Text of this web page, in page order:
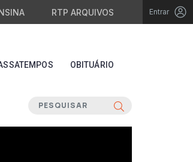
RTP ARQUIVOS Entrar
OBITUÁRIO